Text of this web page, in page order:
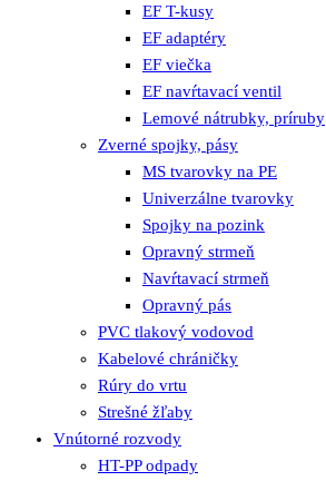
EF T-kusy
EF adaptéry
EF viečka
EF navŕtavací ventil
Lemové nátrubky, príruby
Zverné spojky, pásy
MS tvarovky na PE
Univerzálne tvarovky
Spojky na pozink
Opravný strmeň
Navŕtavací strmeň
Opravný pás
PVC tlakový vodovod
Kabelové chráničky
Rúry do vrtu
Strešné žľaby
Vnútorné rozvody
HT-PP odpady